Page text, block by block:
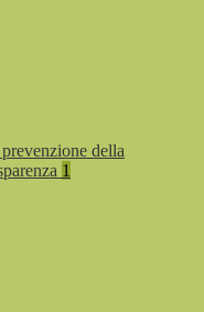
della
1